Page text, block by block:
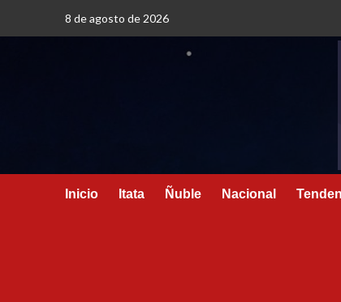
8 de agosto de 2026
Inicio Itata Ñuble Nacional